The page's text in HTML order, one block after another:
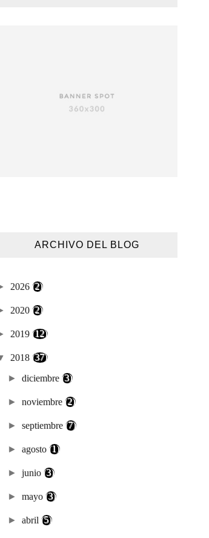
ARCHIVO DEL BLOG
2026 (2)
2020 (2)
2019 (12)
2018 (37)
►diciembre(3)
►noviembre(2)
►septiembre(7)
►agosto(1)
►junio(3)
►mayo(3)
►abril(5)